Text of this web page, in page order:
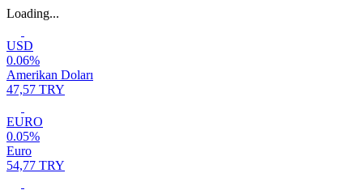
Loading...
USD
0.06%
Amerikan Doları
47,57 TRY
EURO
0.05%
Euro
54,77 TRY